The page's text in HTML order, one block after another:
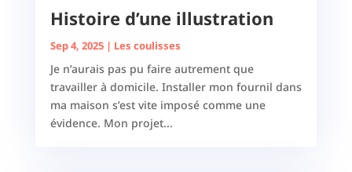
Histoire d’une illustration
Sep 4, 2025| Les coulisses
Je n’aurais pas pu faire autrement que
travailler à domicile. Installer mon fournil dans
ma maison s’est vite imposé comme une
évidence. Mon projet...